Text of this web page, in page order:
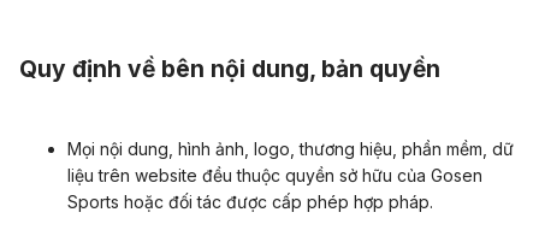
Quy định về bên nội dung, bản quyền
Mọi nội dung, hình ảnh, logo, thương hiệu, phần mềm, dữ
liệu trên website đều thuộc quyền sở hữu của Gosen
Sports hoặc đối tác được cấp phép hợp pháp.